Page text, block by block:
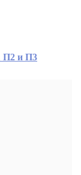
П2 и П3